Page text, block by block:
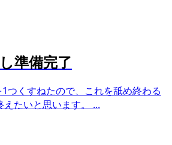
準備完了
つくすねたので、これを舐め終わる
たいと思います。 ...